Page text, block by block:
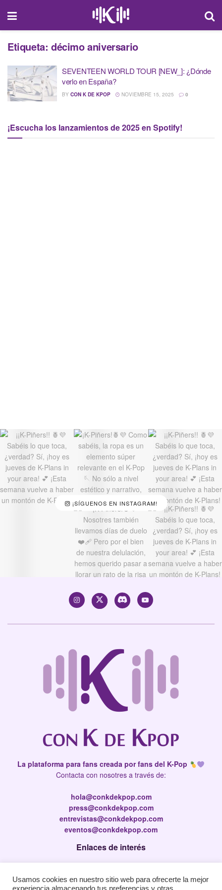
Etiqueta: décimo aniversario
SEVENTEEN WORLD TOUR [NEW_]: ¿Dónde
verlo en España?
BY CON K DE KPOP NOVIEMBRE 15, 2025 0
¡Escucha los lanzamientos de 2025 en Spotify!
¡SÍGUENOS EN INSTAGRAM!
La plataforma para fans creada por fans del K-Pop
Contacta con nosotres a través de:
hola@conkdekpop.com
press@conkdekpop.com
entrevistas@conkdekpop.com
eventos@conkdekpop.com
Enlaces de interés
Política de privacidad
Usamos cookies en nuestro sitio web para ofrecerte la mejor